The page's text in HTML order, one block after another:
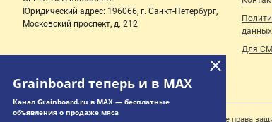
Grainboard теперь и в MAX
Канал Grainboard.ru в MAX — бесплатные
объявления о продаже мяса
Юридический адрес: 196066, г. Санкт-Петербург,
Московский проспект, д. 212
данных
Для
© 2006‑2026 ООО “Инлайн”. 12+ Все права